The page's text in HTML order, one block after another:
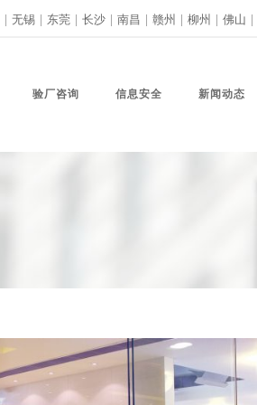
| 无锡 | 东莞 | 长沙 | 南昌 | 赣州 | 柳州 | 佛山 |
验厂咨询 信息安全 新闻动态